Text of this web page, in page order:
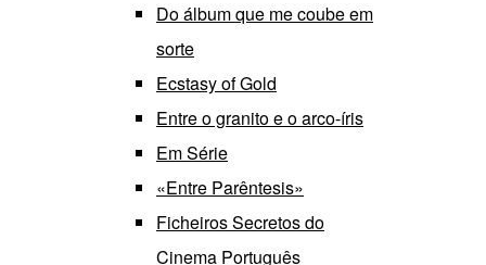
Do álbum que me coube em
sorte
Ecstasy of Gold
Entre o granito e o arco-íris
Em Série
«Entre Parêntesis»
Ficheiros Secretos do
Cinema Português